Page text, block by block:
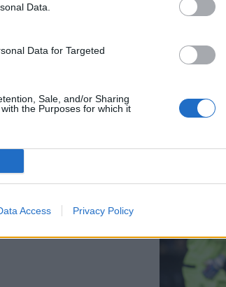
Data.
Data for Targeted
Sale, and/or Sharing
the Purposes for which it
Access Privacy Policy
Marcos
bij
Van